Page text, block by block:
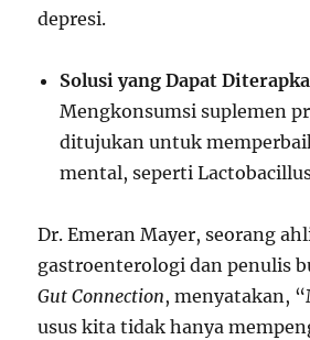
depresi.
Solusi yang Dapat
Mengkonsumsi suplemen
ditujukan untuk
mental, seperti
Dr. Emeran Mayer, seorang
gastroenterologi dan penulis
Gut Connection, menyatakan,
usus kita tidak hanya